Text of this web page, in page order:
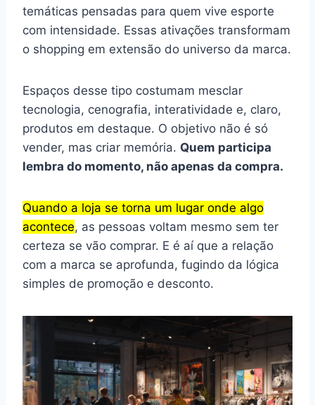
temáticas pensadas para quem vive esporte
com intensidade. Essas ativações transformam
o shopping em extensão do universo da marca.
Espaços desse tipo costumam mesclar
tecnologia, cenografia, interatividade e, claro,
produtos em destaque. O objetivo não é só
vender, mas criar memória. Quem participa
lembra do momento, não apenas da compra.
Quando a loja se torna um lugar onde algo
acontece, as pessoas voltam mesmo sem ter
certeza se vão comprar. E é aí que a relação
com a marca se aprofunda, fugindo da lógica
simples de promoção e desconto.